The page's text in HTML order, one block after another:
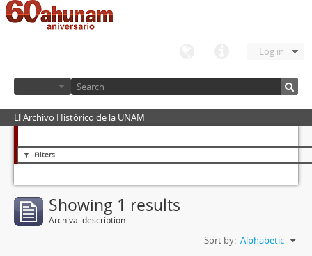
Log in
El Archivo Histórico de la UNAM
Filters
Showing 1 results
Archival description
Sort by: Alphabetic